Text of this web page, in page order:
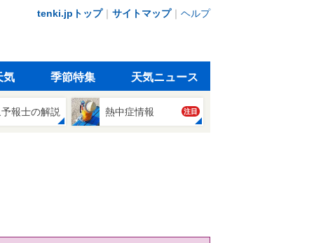
tenki.jpトップ｜ サイトマップ｜ ヘルプ
気 季節特集 天気ニュース
報士の解説 熱中症情報 注目